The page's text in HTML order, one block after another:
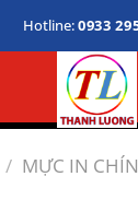
Hotline:0933
/ MỰC IN